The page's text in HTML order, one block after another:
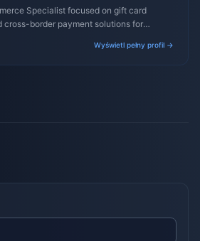
Specialist focused on gift card
cross-border payment solutions for
Wyświetl pełny profil →